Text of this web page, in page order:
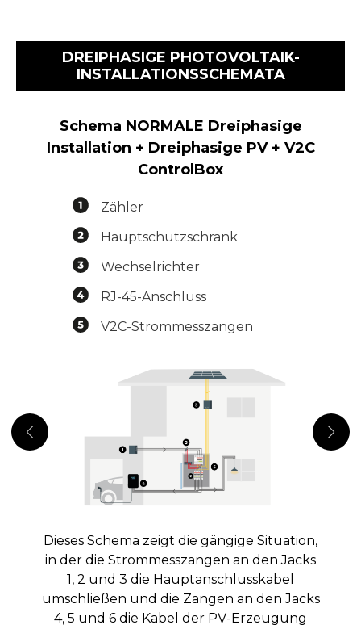
DREIPHASIGE PHOTOVOLTAIK-
INSTALLATIONSSCHEMATA
Schema NORMALE Dreiphasige
Installation + Dreiphasige PV + V2C
ControlBox
Zähler
Hauptschutzschrank
Wechselrichter
RJ-45-Anschluss
V2C-Strommesszangen
Dieses Schema zeigt die gängige Situation,
in der die Strommesszangen an den Jacks
1, 2 und 3 die Hauptanschlusskabel
umschließen und die Zangen an den Jacks
4, 5 und 6 die Kabel der PV-Erzeugung